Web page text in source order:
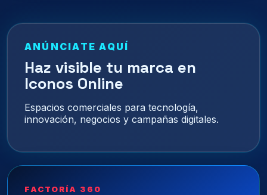
ANÚNCIATE AQUÍ
Haz visible tu marca en
Iconos Online
Espacios comerciales para tecnología,
innovación, negocios y campañas digitales.
FACTORÍA 360